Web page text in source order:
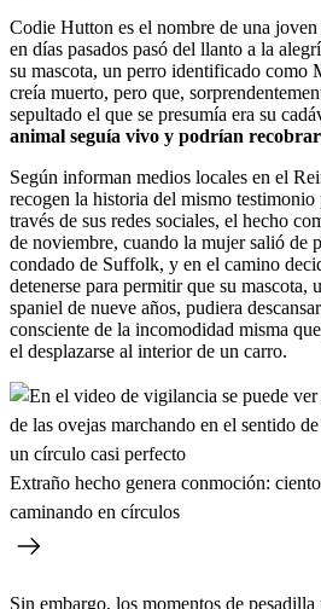
Codie Hutton es el nombre de una
en días pasados pasó del llanto a la
su mascota, un perro identificado como
creía muerto, pero que,
sepultado el que se presumía era su
animal seguía vivo y podrían
Según informan medios locales en el
recogen la historia del mismo testimonio
través de sus redes sociales, el hecho
de noviembre, cuando la mujer salió de
condado de Suffolk, y en el camino
detenerse para permitir que su mascota,
spaniel de nueve años, pudiera
consciente de la incomodidad misma
el desplazarse al interior de un carro.
Extraño hecho genera conmoción:
caminando en círculos
Sin embargo, los momentos de